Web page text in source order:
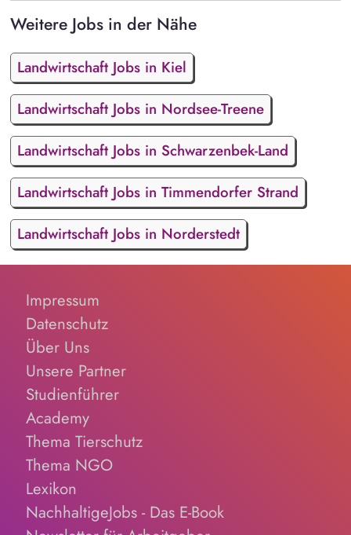
Weitere Jobs in der Nähe
Landwirtschaft Jobs in Kiel
Landwirtschaft Jobs in Nordsee-Treene
Landwirtschaft Jobs in Schwarzenbek-Land
Landwirtschaft Jobs in Timmendorfer Strand
Landwirtschaft Jobs in Norderstedt
Impressum
Datenschutz
Über Uns
Unsere Partner
Studienführer
Academy
Thema Tierschutz
Thema NGO
Lexikon
NachhaltigeJobs - Das E-Book